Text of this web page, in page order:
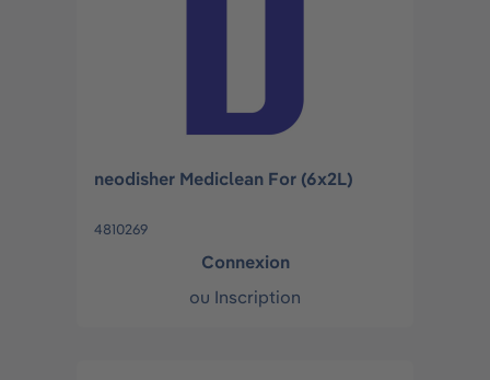
neodisher Mediclean For (6x2L)
4810269
Connexion
ou Inscription